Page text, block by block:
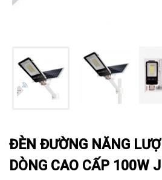
ĐÈN ĐƯỜNG NĂNG
DÒNG CAO CẤP 100W